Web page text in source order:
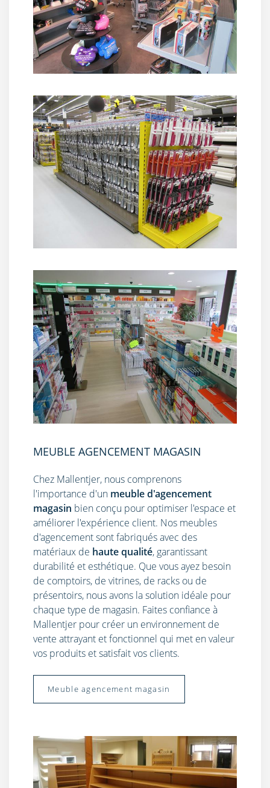
MEUBLE AGENCEMENT MAGASIN
Chez Mallentjer, nous comprenons
l'importance d'un meuble d'agencement
magasin bien conçu pour optimiser l'espace et
améliorer l'expérience client. Nos meubles
d'agencement sont fabriqués avec des
matériaux de haute qualité, garantissant
durabilité et esthétique. Que vous ayez besoin
de comptoirs, de vitrines, de racks ou de
présentoirs, nous avons la solution idéale pour
chaque type de magasin. Faites confiance à
Mallentjer pour créer un environnement de
vente attrayant et fonctionnel qui met en valeur
vos produits et satisfait vos clients.
Meuble agencement magasin